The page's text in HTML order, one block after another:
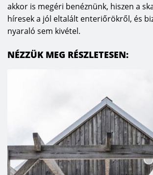
akkor is megéri benéznünk, hiszen a
híresek a jól eltalált enteriőrökről, és
nyaraló sem kivétel.
NÉZZÜK MEG RÉSZLETESEN: